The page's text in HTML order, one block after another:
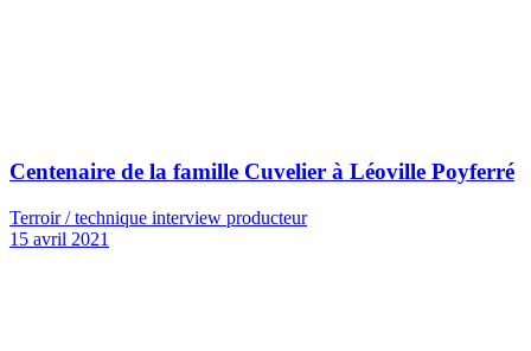
Centenaire de la famille Cuvelier à Léoville Poyferré
Terroir / technique interview producteur
15 avril 2021